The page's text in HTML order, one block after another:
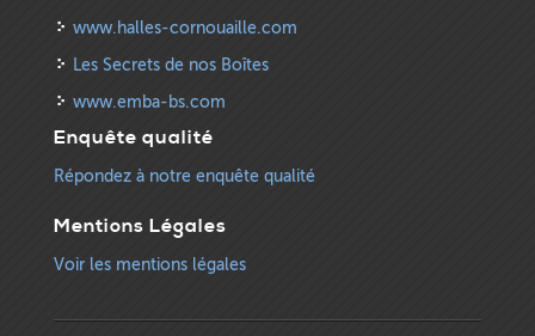
www.halles-cornouaille.com
Les Secrets de nos Boîtes
www.emba-bs.com
Enquête qualité
Répondez à notre enquête qualité
Mentions Légales
Voir les mentions légales